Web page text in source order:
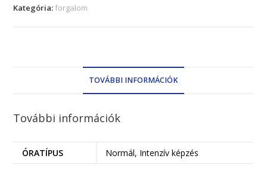
Kategória: forgalom
TOVÁBBI INFORMÁCIÓK
További információk
ÓRATÍPUS Normál, Intenzív képzés